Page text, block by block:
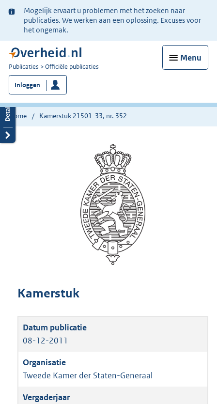
Ter
informatie:
Mogelijk ervaart u problemen met het zoeken naar
publicaties. We werken aan een oplossing. Excuses voor
het ongemak.
Menu
U
bent
nu
hier:
Publicaties Officiële publicaties
Inloggen
Home Kamerstuk 21501-33, nr. 352
Kamerstuk
08-12-2011
Tweede Kamer der Staten-Generaal